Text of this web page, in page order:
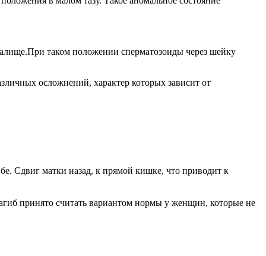
таком положении сперматозоиды через шейку
осложнений, характер которых зависит от
Сдвиг матки назад, к прямой кишке, что приводит к
принято считать вариантом нормы у женщин, которые не